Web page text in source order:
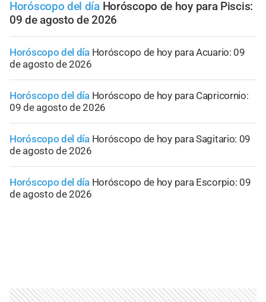
Horóscopo del día Horóscopo de hoy para Piscis:
09 de agosto de 2026
Horóscopo del día Horóscopo de hoy para Acuario: 09
de agosto de 2026
Horóscopo del día Horóscopo de hoy para Capricornio:
09 de agosto de 2026
Horóscopo del día Horóscopo de hoy para Sagitario: 09
de agosto de 2026
Horóscopo del día Horóscopo de hoy para Escorpio: 09
de agosto de 2026